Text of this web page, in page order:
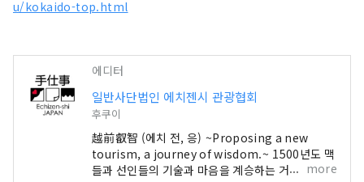
u/kokaido-top.html
에디터
일반사단법인 에치젠시 관광협회
후쿠이
越前叡智 (에치 전, 응) ~Proposing a new
tourism, a journey of wisdom.~ 1500년도 맥
들과 선인들의 기술과 마음을 계승하는 거리. 아무
more